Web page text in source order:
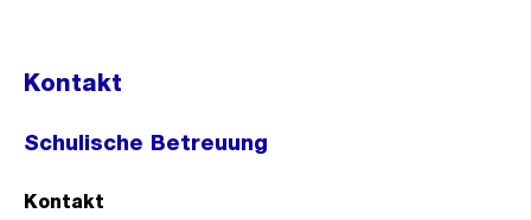
Kontakt
Schulische Betreuung
Kontakt